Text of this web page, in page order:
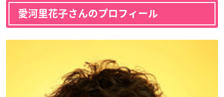
愛河里花子さんのプロフィール